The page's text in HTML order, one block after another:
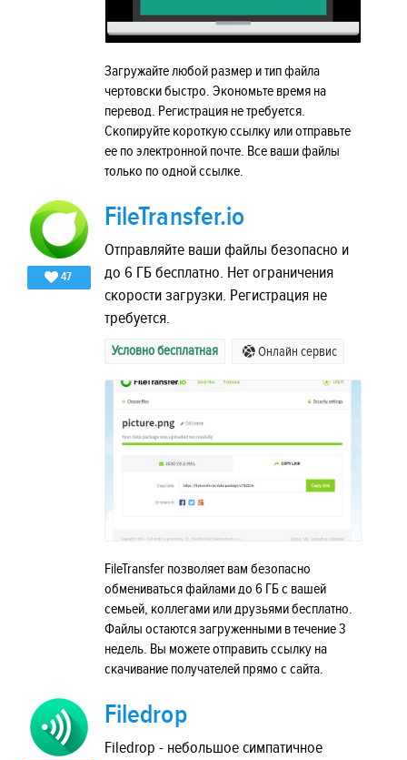
Загружайте любой размер и тип файла
чертовски быстро. Экономьте время на
перевод. Регистрация не требуется.
Скопируйте короткую ссылку или отправьте
ее по электронной почте. Все ваши файлы
только по одной ссылке.
47
FileTransfer.io
Отправляйте ваши файлы безопасно и
до 6 ГБ бесплатно. Нет ограничения
скорости загрузки. Регистрация не
требуется.
Условно бесплатная Онлайн сервис
FileTransfer позволяет вам безопасно
обмениваться файлами до 6 ГБ с вашей
семьей, коллегами или друзьями бесплатно.
Файлы остаются загруженными в течение 3
недель. Вы можете отправить ссылку на
скачивание получателей прямо с сайта.
Filedrop
Filedrop - небольшое симпатичное